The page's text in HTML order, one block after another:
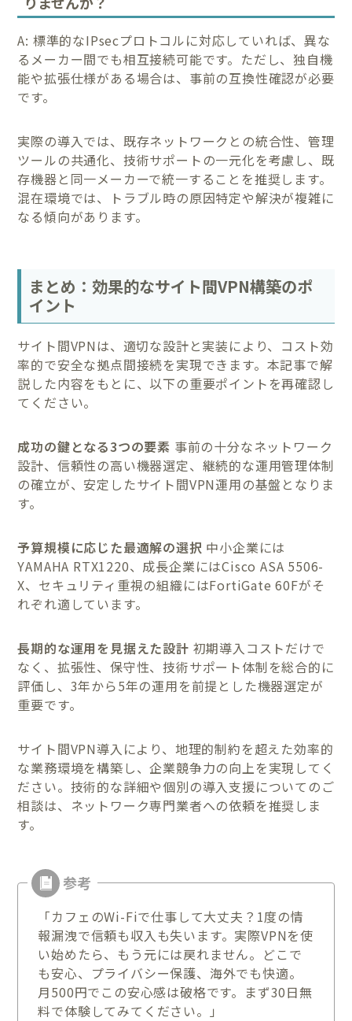
A: 標準的なIPsecプロトコルに対応していれば、異な
るメーカー間でも相互接続可能です。ただし、独自機
能や拡張仕様がある場合は、事前の互換性確認が必要
です。
実際の導入では、既存ネットワークとの統合性、管理
ツールの共通化、技術サポートの一元化を考慮し、既
存機器と同一メーカーで統一することを推奨します。
混在環境では、トラブル時の原因特定や解決が複雑に
なる傾向があります。
まとめ：効果的なサイト間VPN構築のポ
イント
サイト間VPNは、適切な設計と実装により、コスト効
率的で安全な拠点間接続を実現できます。本記事で解
説した内容をもとに、以下の重要ポイントを再確認し
てください。
成功の鍵となる3つの要素 事前の十分なネットワーク
設計、信頼性の高い機器選定、継続的な運用管理体制
の確立が、安定したサイト間VPN運用の基盤となりま
す。
予算規模に応じた最適解の選択 中小企業には
YAMAHA RTX1220、成長企業にはCisco ASA 5506-
X、セキュリティ重視の組織にはFortiGate 60Fがそ
れぞれ適しています。
長期的な運用を見据えた設計 初期導入コストだけで
なく、拡張性、保守性、技術サポート体制を総合的に
評価し、3年から5年の運用を前提とした機器選定が
重要です。
サイト間VPN導入により、地理的制約を超えた効率的
な業務環境を構築し、企業競争力の向上を実現してく
ださい。技術的な詳細や個別の導入支援についてのご
相談は、ネットワーク専門業者への依頼を推奨しま
す。
「カフェのWi-Fiで仕事して大丈夫？1度の情
報漏洩で信頼も収入も失います。実際VPNを使
い始めたら、もう元には戻れません。どこで
も安心、プライバシー保護、海外でも快適。
月500円でこの安心感は破格です。まず30日無
料で体験してみてください。」